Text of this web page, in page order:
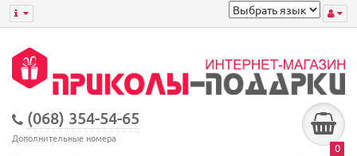
(068) 354-54-65
Дополнительные номера
0